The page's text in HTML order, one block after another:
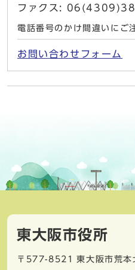
ファクス:
電話番号のかけ間違いにご
お問い合わせフォーム
東大阪市役所
〒577-8521 東大阪市荒